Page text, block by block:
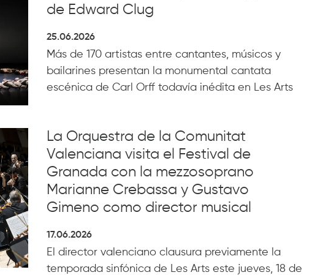
de Edward Clug
25.06.2026
Más de 170 artistas entre cantantes, músicos y
bailarines presentan la monumental cantata
escénica de Carl Orff todavía inédita en Les Arts
La Orquestra de la Comunitat
Valenciana visita el Festival de
Granada con la mezzosoprano
Marianne Crebassa y Gustavo
Gimeno como director musical
17.06.2026
El director valenciano clausura previamente la
temporada sinfónica de Les Arts este jueves, 18 de